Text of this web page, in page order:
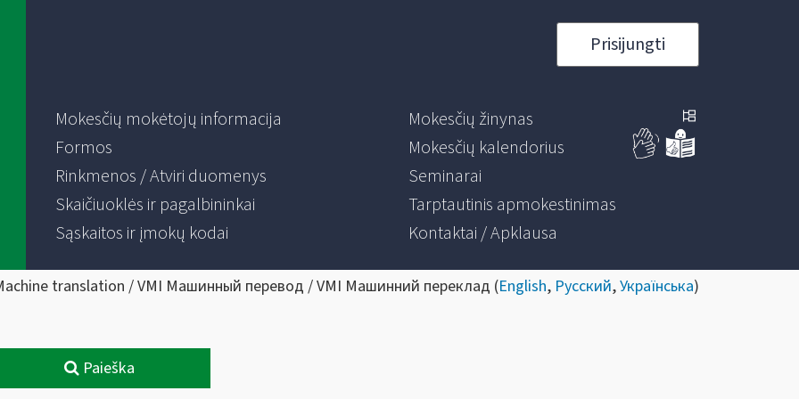
Prisijungti
Mokesčių mokėtojų informacija
Formos
Rinkmenos / Atviri duomenys
Skaičiuoklės ir pagalbininkai
Sąskaitos ir įmokų kodai
Mokesčių žinynas
Mokesčių kalendorius
Seminarai
Tarptautinis apmokestinimas
Kontaktai / Apklausa
translation / VMI Машинный перевод / VMI Машинний переклад (English, Русский,Українська)
Paieška